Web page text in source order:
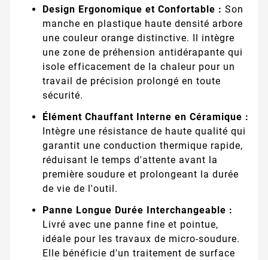
Design Ergonomique et Confortable : Son
manche en plastique haute densité arbore
une couleur orange distinctive. Il intègre
une zone de préhension antidérapante qui
isole efficacement de la chaleur pour un
travail de précision prolongé en toute
sécurité.
Élément Chauffant Interne en Céramique :
Intègre une résistance de haute qualité qui
garantit une conduction thermique rapide,
réduisant le temps d'attente avant la
première soudure et prolongeant la durée
de vie de l'outil.
Panne Longue Durée Interchangeable :
Livré avec une panne fine et pointue,
idéale pour les travaux de micro-soudure.
Elle bénéficie d'un traitement de surface